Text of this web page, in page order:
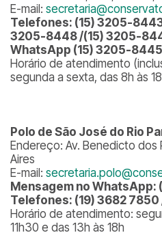
E-mail:
Telefones: (15) 3205-
3205-8448 /(15) 3205-
WhatsApp (15) 3205-8445
Horário de atendimento
segunda a sexta, das 8h às
Polo de São José do Rio
Endereço: Av. Benedicto dos
Aires
E-mail:
Mensagem no WhatsApp:
Telefones: (19) 3682 7850
Horário de atendimento:
11h30 e das 13h às 18h